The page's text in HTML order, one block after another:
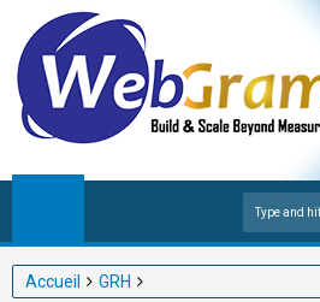
Accueil
GRH